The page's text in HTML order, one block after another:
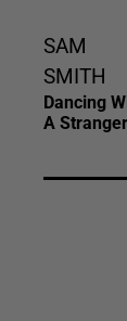
SAM
SMITH
Dancing
A Stranger